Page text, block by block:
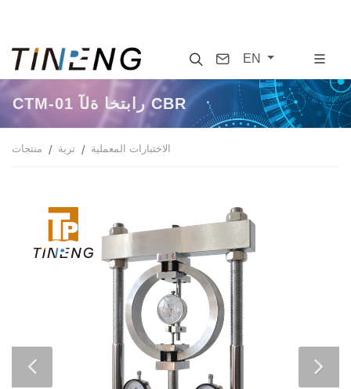
SearchContact
EN
CTM-01 آلة اختبار CBR
منتجات تربة الاختبارات المعملية